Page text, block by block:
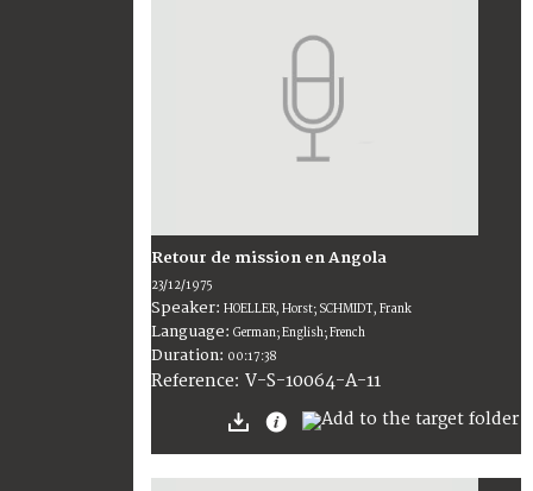
Retour de mission en Angola
23/12/1975
Speaker: HOELLER, Horst; SCHMIDT, Frank
Language: German; English; French
Duration: 00:17:38
Reference: V-S-10064-A-11